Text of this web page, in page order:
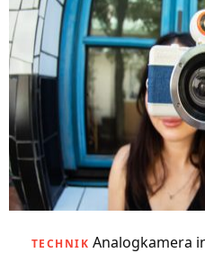
TECHNIK Analogkamera